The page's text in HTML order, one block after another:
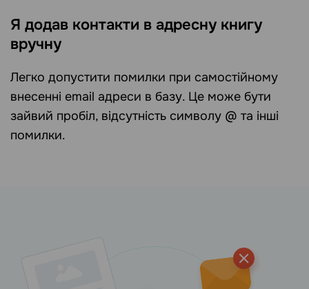
Я додав контакти в адресну книгу
вручну
Легко допустити помилки при самостійному
внесенні email адреси в базу. Це може бути
зайвий пробіл, відсутність символу @ та інші
помилки.